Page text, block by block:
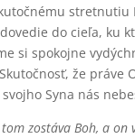
stretnutiu
do cieľa, ku
si spokojne
že práve
Syna nás
tom zostáva Boh, a on